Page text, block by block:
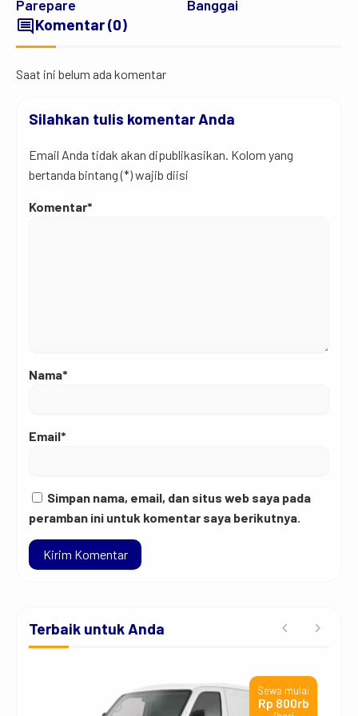
Parepare Banggai
commentKomentar (0)
Saat ini belum ada komentar
Silahkan tulis komentar Anda
Email Anda tidak akan dipublikasikan. Kolom yang
bertanda bintang (*) wajib diisi
Komentar*
Nama*
Email*
Simpan nama, email, dan situs web saya pada
peramban ini untuk komentar saya berikutnya.
Terbaik untuk Anda
Sewa mulai
Rp 800rb